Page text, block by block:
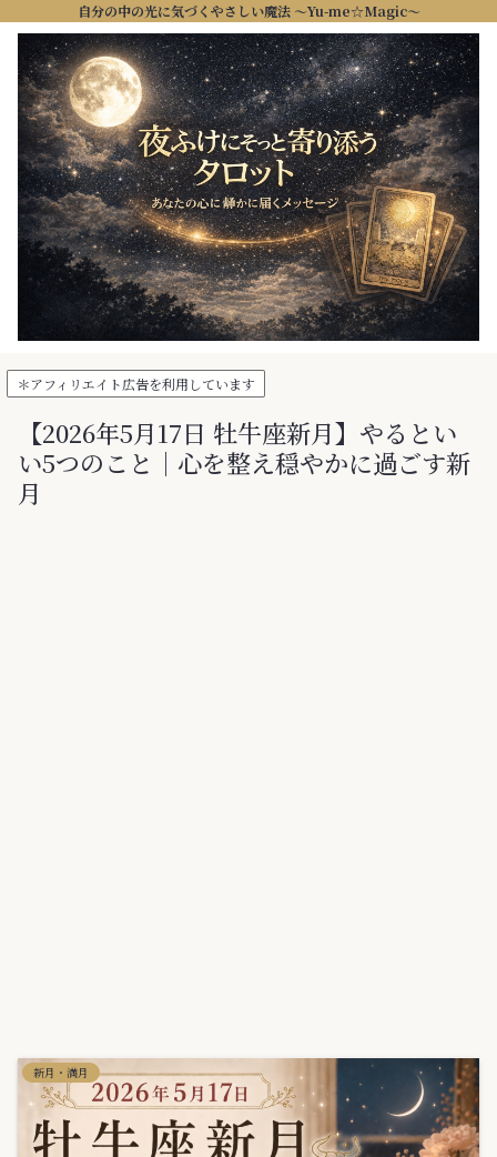
自分の中の光に気づくやさしい魔法 ～Yu-me☆Magic～
＊アフィリエイト広告を利用しています
【2026年5月17日 牡牛座新月】やるとい
い5つのこと｜心を整え穏やかに過ごす新
月
新月・満月